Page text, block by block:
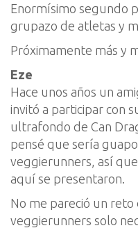
Enormísimo segundo
grupazo de atletas y
Próximamente más y
Eze
Hace unos años un
invitó a participar con
ultrafondo de Can
pensé que sería
veggierunners, así
aquí se presentaron.
No me pareció un
veggierunners solo